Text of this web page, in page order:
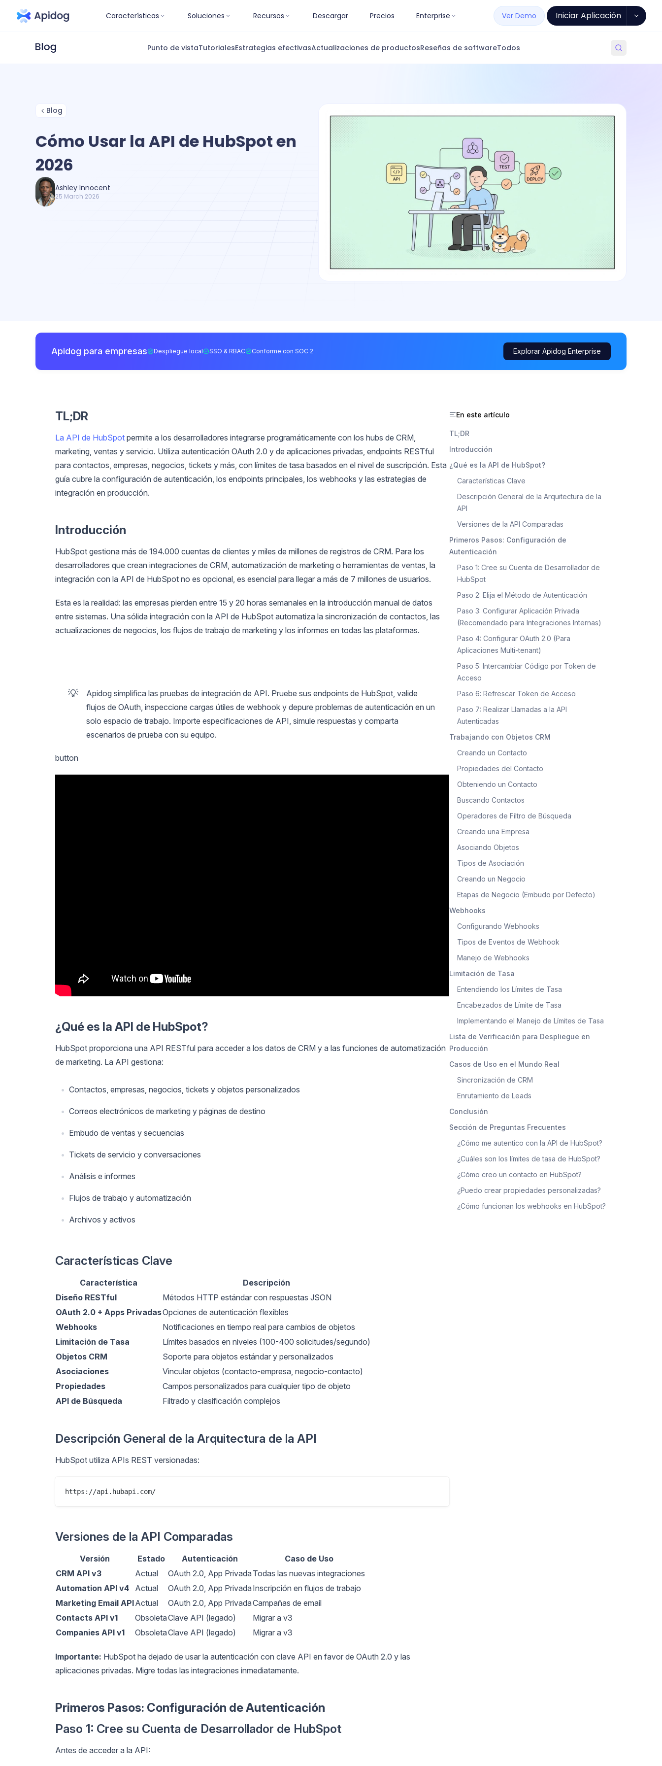
Características Soluciones Recursos Descargar Precios Enterprise Ver Demo Iniciar Aplicación
Punto de vistaTutorialesEstrategias efectivasActualizaciones de productosReseñas de softwareTodos
Blog
Cómo Usar la API de HubSpot en
2026
Ashley Innocent
25 March 2026
Apidog para empresas Despliegue local SSO & RBAC Conforme con SOC 2 Explorar Apidog Enterprise
TL;DR
La API de HubSpot permite a los desarrolladores integrarse programáticamente con los hubs de CRM,
marketing, ventas y servicio. Utiliza autenticación OAuth 2.0 y de aplicaciones privadas, endpoints RESTful
para contactos, empresas, negocios, tickets y más, con límites de tasa basados en el nivel de suscripción. Esta
guía cubre la configuración de autenticación, los endpoints principales, los webhooks y las estrategias de
integración en producción.
Introducción
HubSpot gestiona más de 194.000 cuentas de clientes y miles de millones de registros de CRM. Para los
desarrolladores que crean integraciones de CRM, automatización de marketing o herramientas de ventas, la
integración con la API de HubSpot no es opcional, es esencial para llegar a más de 7 millones de usuarios.
Esta es la realidad: las empresas pierden entre 15 y 20 horas semanales en la introducción manual de datos
entre sistemas. Una sólida integración con la API de HubSpot automatiza la sincronización de contactos, las
actualizaciones de negocios, los flujos de trabajo de marketing y los informes en todas las plataformas.
💡
Apidog simplifica las pruebas de integración de API. Pruebe sus endpoints de HubSpot, valide
flujos de OAuth, inspeccione cargas útiles de webhook y depure problemas de autenticación en un
solo espacio de trabajo. Importe especificaciones de API, simule respuestas y comparta
escenarios de prueba con su equipo.
button
¿Qué es la API de HubSpot?
HubSpot proporciona una API RESTful para acceder a los datos de CRM y a las funciones de automatización
de marketing. La API gestiona:
Contactos, empresas, negocios, tickets y objetos personalizados
Correos electrónicos de marketing y páginas de destino
Embudo de ventas y secuencias
Tickets de servicio y conversaciones
Análisis e informes
Flujos de trabajo y automatización
Archivos y activos
Características Clave
Característica
Descripción
Diseño RESTful
Métodos HTTP estándar con respuestas JSON
OAuth 2.0 + Apps PrivadasOpciones de autenticación flexibles
Webhooks
Notificaciones en tiempo real para cambios de objetos
Limitación de Tasa
Límites basados en niveles (100-400 solicitudes/segundo)
Objetos CRM
Soporte para objetos estándar y personalizados
Asociaciones
Vincular objetos (contacto-empresa, negocio-contacto)
Propiedades
Campos personalizados para cualquier tipo de objeto
API de Búsqueda
Filtrado y clasificación complejos
Descripción General de la Arquitectura de la API
HubSpot utiliza APIs REST versionadas:
Versiones de la API Comparadas
Versión Estado Autenticación
Caso de Uso
CRM API v3
Actual OAuth 2.0, App Privada Todas las nuevas integraciones
Automation API v4
Actual OAuth 2.0, App Privada Inscripción en flujos de trabajo
Marketing Email APIActual OAuth 2.0, App PrivadaCampañas de email
Contacts API v1
ObsoletaClave API (legado)
Migrar a v3
Companies API v1
ObsoletaClave API (legado) Migrar a v3
Importante: HubSpot ha dejado de usar la autenticación con clave API en favor de OAuth 2.0 y las
aplicaciones privadas. Migre todas las integraciones inmediatamente.
Primeros Pasos: Configuración de Autenticación
Paso 1: Cree su Cuenta de Desarrollador de HubSpot
Antes de acceder a la API:
En este artículo
TL;DR
Introducción
¿Qué es la API de HubSpot?
Características Clave
Descripción General de la Arquitectura de la
API
Versiones de la API Comparadas
Primeros Pasos: Configuración de
Autenticación
Paso 1: Cree su Cuenta de Desarrollador de
HubSpot
Paso 2: Elija el Método de Autenticación
Paso 3: Configurar Aplicación Privada
(Recomendado para Integraciones Internas)
Paso 4: Configurar OAuth 2.0 (Para
Aplicaciones Multi-tenant)
Paso 5: Intercambiar Código por Token de
Acceso
Paso 6: Refrescar Token de Acceso
Paso 7: Realizar Llamadas a la API
Autenticadas
Trabajando con Objetos CRM
Creando un Contacto
Propiedades del Contacto
Obteniendo un Contacto
Buscando Contactos
Operadores de Filtro de Búsqueda
Creando una Empresa
Asociando Objetos
Tipos de Asociación
Creando un Negocio
Etapas de Negocio (Embudo por Defecto)
Webhooks
Configurando Webhooks
Tipos de Eventos de Webhook
Manejo de Webhooks
Limitación de Tasa
Entendiendo los Límites de Tasa
Encabezados de Límite de Tasa
Implementando el Manejo de Límites de Tasa
Lista de Verificación para Despliegue en
Producción
Casos de Uso en el Mundo Real
Sincronización de CRM
Enrutamiento de Leads
Conclusión
Sección de Preguntas Frecuentes
¿Cómo me autentico con la API de HubSpot?
¿Cuáles son los límites de tasa de HubSpot?
¿Cómo creo un contacto en HubSpot?
¿Puedo crear propiedades personalizadas?
¿Cómo funcionan los webhooks en HubSpot?